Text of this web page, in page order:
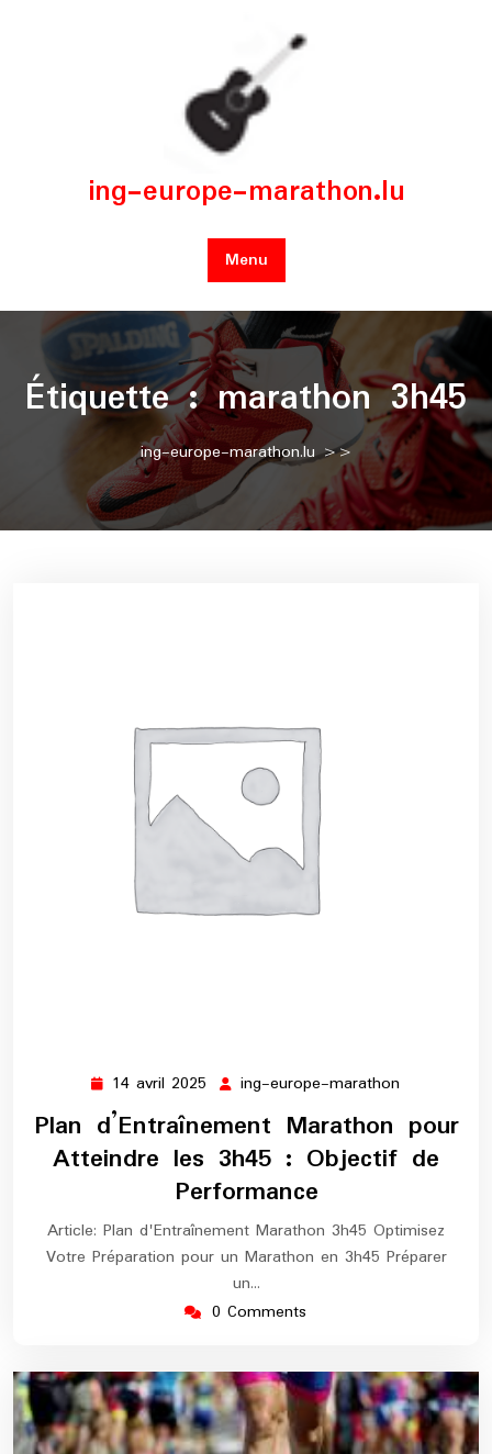
ing-europe-marathon.lu
Menu
Étiquette :marathon 3h45
ing-europe-marathon.lu>>
14 avril 2025 14
2025
ing-europe-marathon
marathon
Plan d’Entraînement Marathon pour
Atteindre les 3h45 : Objectif de
Performance
Article: Plan d'Entraînement Marathon 3h45 Optimisez
Votre Préparation pour un Marathon en 3h45 Préparer
un…
0 Comments